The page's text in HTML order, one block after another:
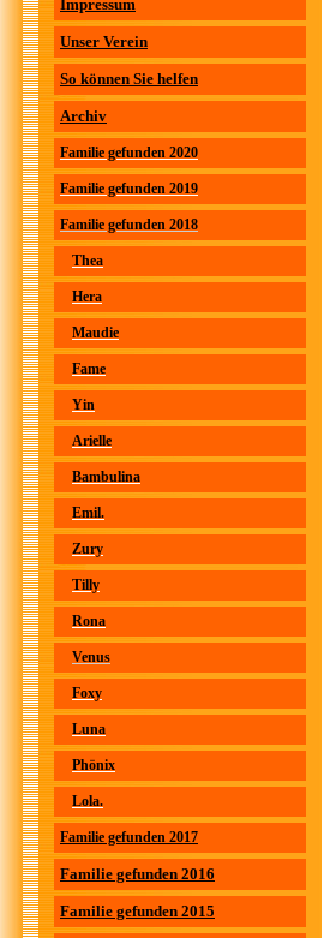
Impressum
Unser Verein
So können Sie helfen
Archiv
Familie gefunden 2020
Familie gefunden 2019
Familie gefunden 2018
Thea
Hera
Maudie
Fame
Yin
Arielle
Bambulina
Emil.
Zury
Tilly
Rona
Venus
Foxy
Luna
Phönix
Lola.
Familie gefunden 2017
Familie gefunden 2016
Familie gefunden 2015